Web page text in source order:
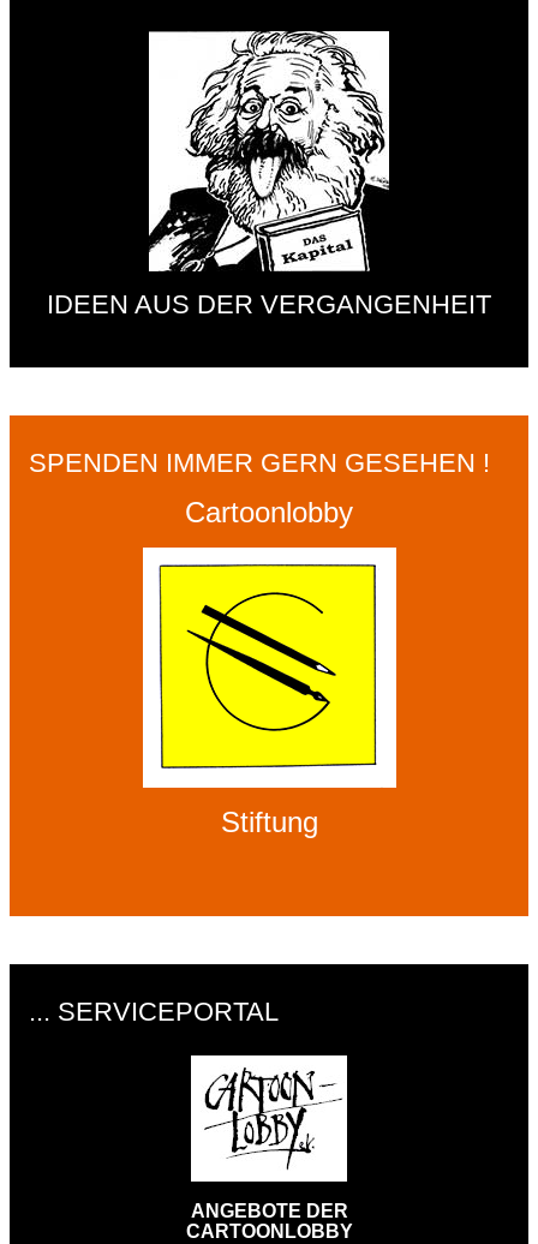
IDEEN AUS DER VERGANGENHEIT
SPENDEN IMMER GERN GESEHEN !
Cartoonlobby
Stiftung
... SERVICEPORTAL
ANGEBOTE DER
CARTOONLOBBY